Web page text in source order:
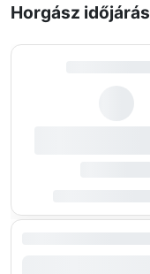
Horgász időjárás